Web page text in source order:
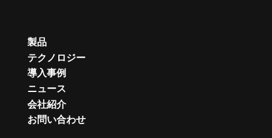
製品
テクノロジー
導入事例
ニュース
会社紹介
お問い合わせ